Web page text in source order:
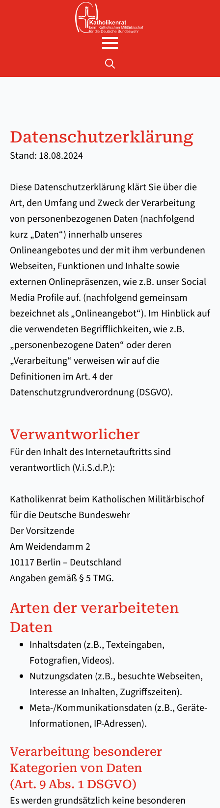
Datenschutzerklärung
Stand: 18.08.2024
Diese Datenschutzerklärung klärt Sie über die
Art, den Umfang und Zweck der Verarbeitung
von personenbezogenen Daten (nachfolgend
kurz „Daten“) innerhalb unseres
Onlineangebotes und der mit ihm verbundenen
Webseiten, Funktionen und Inhalte sowie
externen Onlinepräsenzen, wie z.B. unser Social
Media Profile auf. (nachfolgend gemeinsam
bezeichnet als „Onlineangebot“). Im Hinblick auf
die verwendeten Begrifflichkeiten, wie z.B.
„personenbezogene Daten“ oder deren
„Verarbeitung“ verweisen wir auf die
Definitionen im Art. 4 der
Datenschutzgrundverordnung (DSGVO).
Verwant­worl­ich­er
Für den Inhalt des Internetauftritts sind
verantwortlich (V.i.S.d.P.):
Katholikenrat beim Katholischen Militärbischof
für die Deutsche Bundeswehr
Der Vorsitzende
Am Weidendamm 2
10117 Berlin – Deutschland
Angaben gemäß § 5 TMG.
Arten der verarbeiteten
Daten
Inhaltsdaten (z.B., Texteingaben,
Fotografien, Videos).
Nutzungsdaten (z.B., besuchte Webseiten,
Interesse an Inhalten, Zugriffszeiten).
Meta-/Kommunikationsdaten (z.B., Geräte-
Informationen, IP-Adressen).
Verarbeitung besonderer
Kategorien von Daten
(Art. 9 Abs. 1 DSGVO)
Es werden grundsätzlich keine besonderen